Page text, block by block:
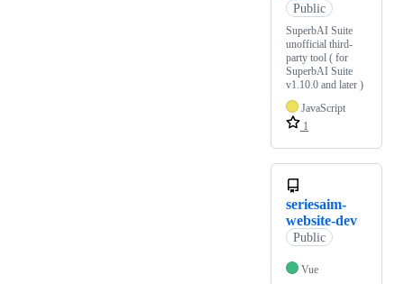
Public
SuperbAI Suite
unofficial third-
party tool ( for
SuperbAI Suite
v1.10.0 and later )
JavaScript
1
seriesaim-
website-dev
Public
Vue